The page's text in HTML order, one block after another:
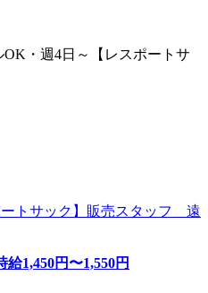
・週4日～【レスポートサ
トサック】販売スタッフ 遠
給1,450円〜1,550円